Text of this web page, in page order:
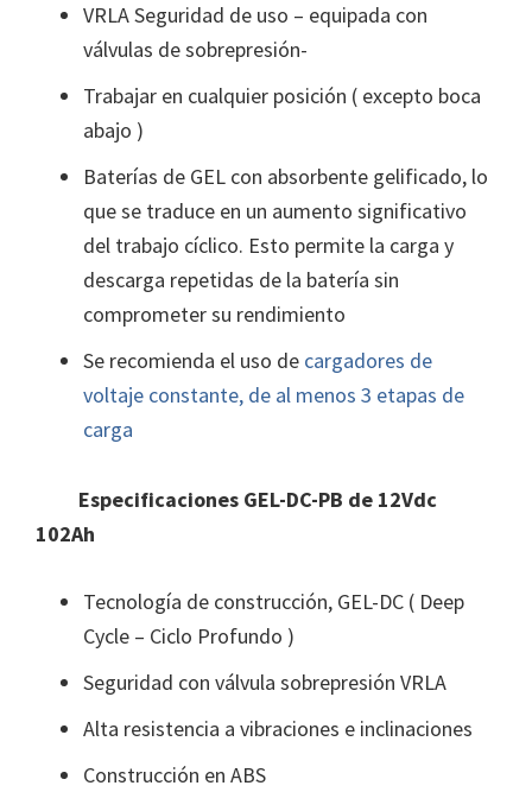
VRLA Seguridad de uso – equipada con
válvulas de sobrepresión-
Trabajar en cualquier posición ( excepto boca
abajo )
Baterías de GEL con absorbente gelificado, lo
que se traduce en un aumento significativo
del trabajo cíclico. Esto permite la carga y
descarga repetidas de la batería sin
comprometer su rendimiento
Se recomienda el uso de cargadores de
voltaje constante, de al menos 3 etapas de
carga
Especificaciones GEL-DC-PB de 12Vdc
102Ah
Tecnología de construcción, GEL-DC ( Deep
Cycle – Ciclo Profundo )
Seguridad con válvula sobrepresión VRLA
Alta resistencia a vibraciones e inclinaciones
Construcción en ABS